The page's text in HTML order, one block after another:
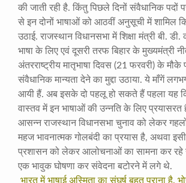
की जाती रही है. किंतु पिछले दिनों संवैधानिक पदों
से इन दोनों भाषाओं को आठवीं अनुसूची में शामिल
उठाई. राजस्थान विधानसभा में शिक्षा मंत्री बी.
भाषा के लिए एवं दूसरी तरफ बिहार के मुख्यमंत्री
अंतरराष्ट्रीय मातृभाषा दिवस (21 फरवरी) के मौके
संवैधानिक मान्यता देने का मुद्दा उठाया. ये माँगें
आयी हैं. अब इसके दो पहलू हो सकते हैं पहला यह
वास्तव में इन भाषाओं की उन्नति के लिए
आसन्न राजस्थान विधानसभा चुनाव को लेकर
महज भावनात्मक गोलबंदी का प्रयास है, अथवा
प्रशासन को लेकर आलोचनाओं का सामना कर रहे
एक भावुक घोषणा कर संवेदना बटोरने में लगे थे.
भारत में भाषाई अस्मिता का संघर्ष बहुत पुराना है.